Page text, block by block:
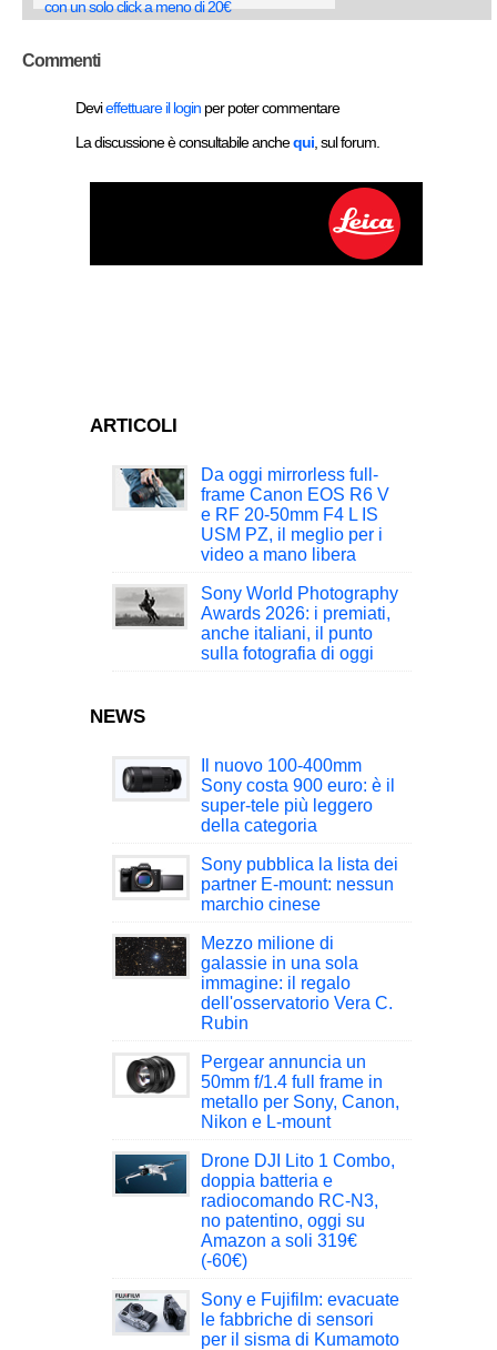
con un solo click a meno di 20€
Commenti
Devieffettuare il login per poter commentare
La discussione è consultabile anchequi , sul forum.
ARTICOLI
Da oggi mirrorless full-
frame Canon EOS R6 V
e RF 20-50mm F4 L IS
USM PZ, il meglio per i
video a mano libera
Sony World Photography
Awards 2026: i premiati,
anche italiani, il punto
sulla fotografia di oggi
NEWS
Il nuovo 100-400mm
Sony costa 900 euro: è il
super-tele più leggero
della categoria
Sony pubblica la lista dei
partner E-mount: nessun
marchio cinese
Mezzo milione di
galassie in una sola
immagine: il regalo
dell'osservatorio Vera C.
Rubin
Pergear annuncia un
50mm f/1.4 full frame in
metallo per Sony, Canon,
Nikon e L-mount
Drone DJI Lito 1 Combo,
doppia batteria e
radiocomando RC-N3,
no patentino, oggi su
Amazon a soli 319€
(-60€)
Sony e Fujifilm: evacuate
le fabbriche di sensori
per il sisma di Kumamoto